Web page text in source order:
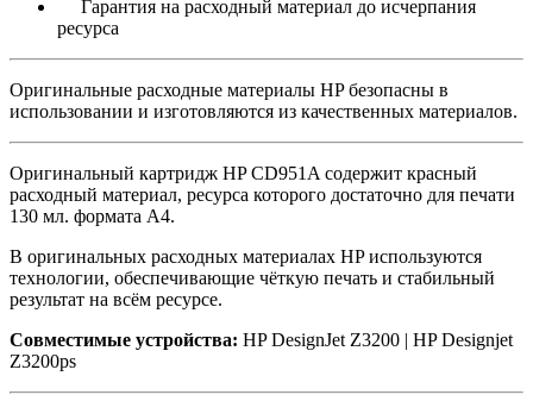
Гарантия на расходный материал до исчерпания
ресурса
Оригинальные расходные материалы HP безопасны в
использовании и изготовляются из качественных материалов.
Оригинальный картридж HP CD951A содержит красный
расходный материал, ресурса которого достаточно для печати
130 мл. формата A4.
В оригинальных расходных материалах HP используются
технологии, обеспечивающие чёткую печать и стабильный
результат на всём ресурсе.
Совместимые устройства: HP DesignJet Z3200 | HP Designjet
Z3200ps